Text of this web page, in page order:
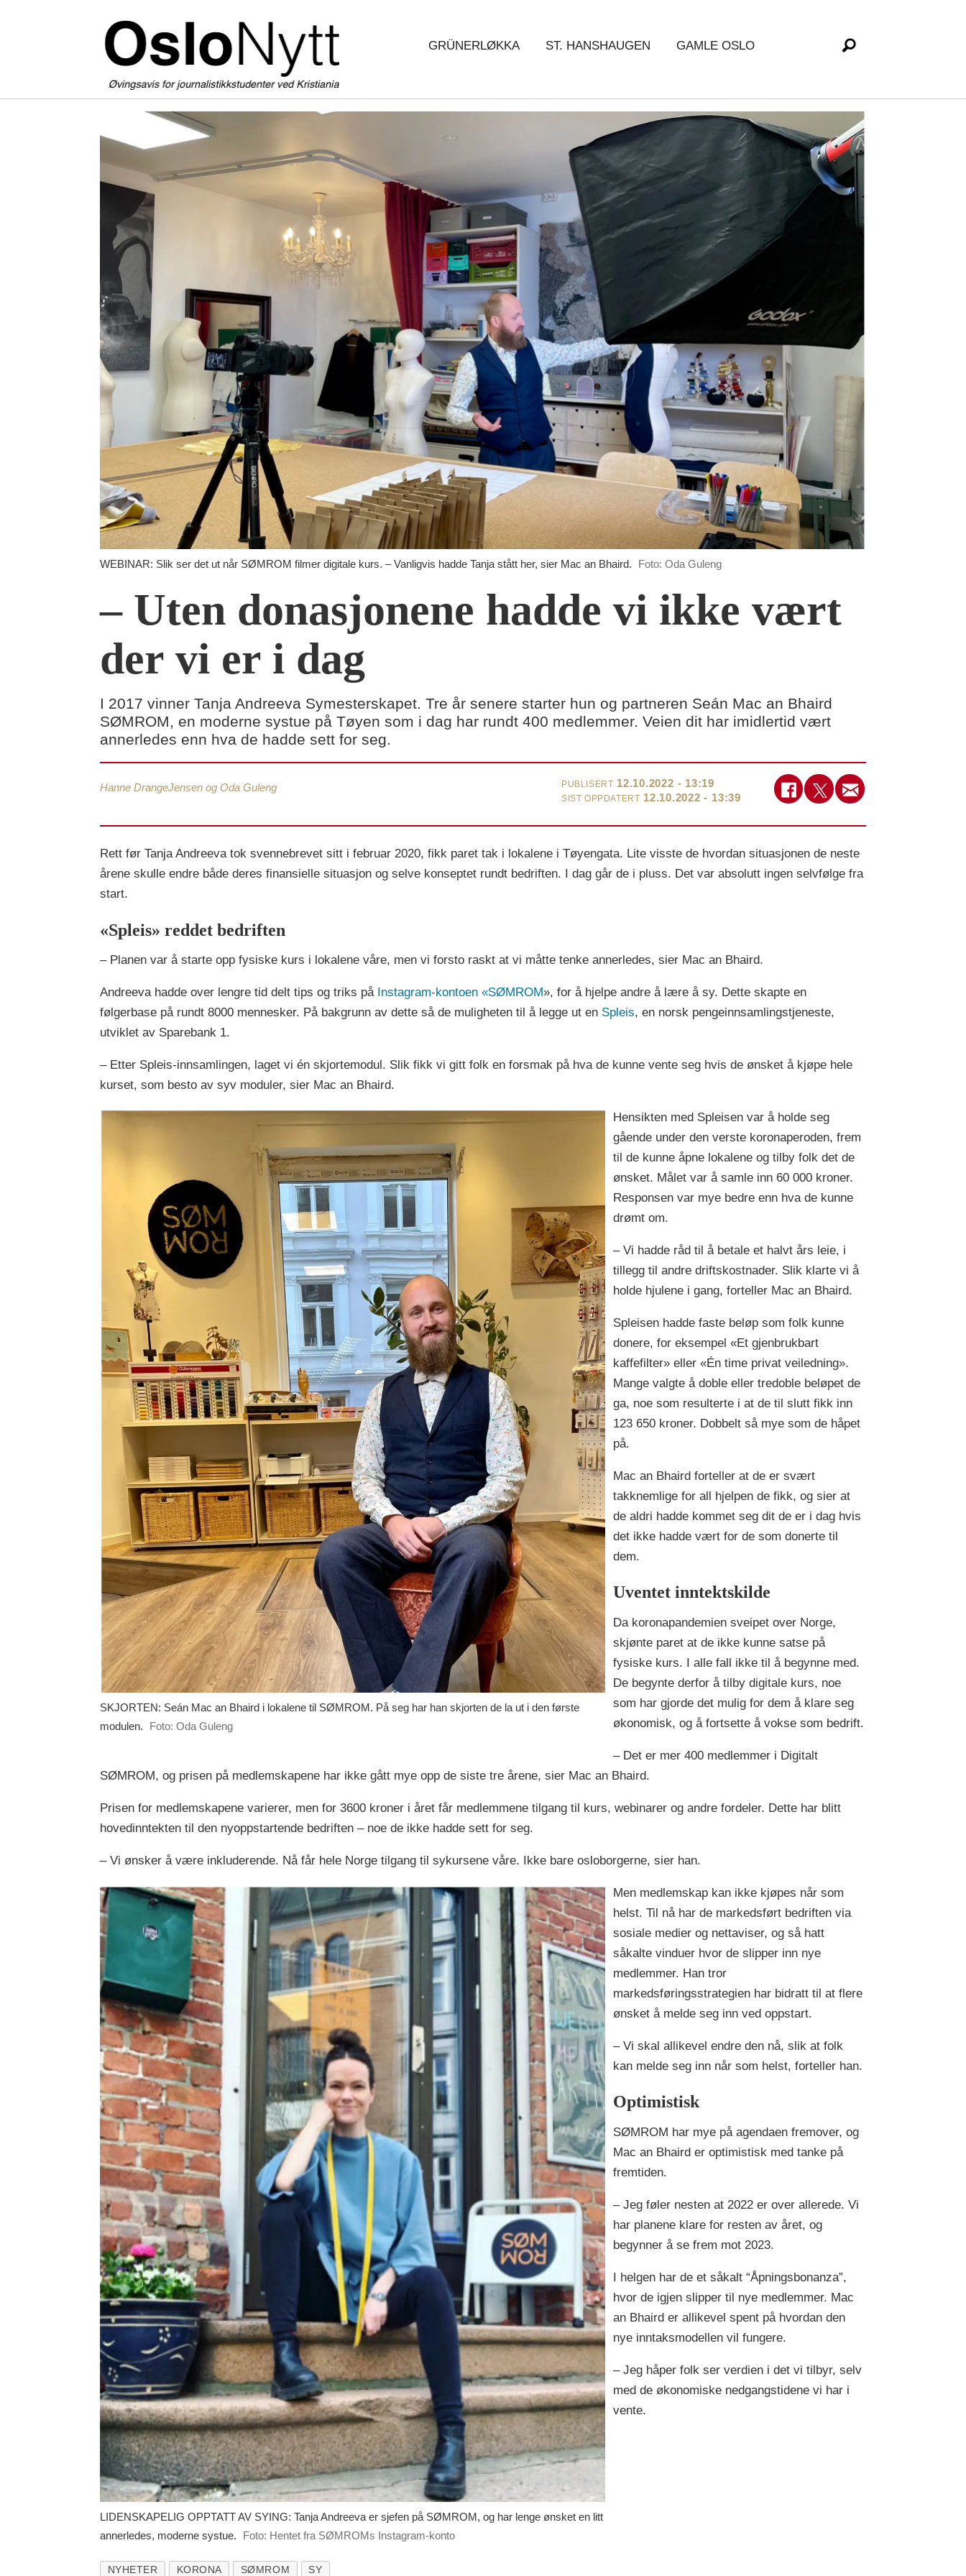
GRÜNERLØKKA ST. HANSHAUGEN GAMLE OSLO
WEBINAR: Slik ser det ut når SØMROM filmer digitale kurs. – Vanligvis hadde Tanja stått her, sier Mac an Bhaird. Foto: Oda Guleng
– Uten donasjonene hadde vi ikke vært
der vi er i dag
I 2017 vinner Tanja Andreeva Symesterskapet. Tre år senere starter hun og partneren Seán Mac an Bhaird
SØMROM, en moderne systue på Tøyen som i dag har rundt 400 medlemmer. Veien dit har imidlertid vært
annerledes enn hva de hadde sett for seg.
Hanne DrangeJensen og Oda Guleng PUBLISERT 12.10.2022 - 13:19
SIST OPPDATERT 12.10.2022 - 13:39
Rett før Tanja Andreeva tok svennebrevet sitt i februar 2020, fikk paret tak i lokalene i Tøyengata. Lite visste de hvordan situasjonen de neste
årene skulle endre både deres finansielle situasjon og selve konseptet rundt bedriften. I dag går de i pluss. Det var absolutt ingen selvfølge fra
start.
«Spleis» reddet bedriften
– Planen var å starte opp fysiske kurs i lokalene våre, men vi forsto raskt at vi måtte tenke annerledes, sier Mac an Bhaird.
Andreeva hadde over lengre tid delt tips og triks på Instagram-kontoen «SØMROM», for å hjelpe andre å lære å sy. Dette skapte en
følgerbase på rundt 8000 mennesker. På bakgrunn av dette så de muligheten til å legge ut en Spleis, en norsk pengeinnsamlingstjeneste,
utviklet av Sparebank 1.
– Etter Spleis-innsamlingen, laget vi én skjortemodul. Slik fikk vi gitt folk en forsmak på hva de kunne vente seg hvis de ønsket å kjøpe hele
kurset, som besto av syv moduler, sier Mac an Bhaird.
SKJORTEN: Seán Mac an Bhaird i lokalene til SØMROM. På seg har han skjorten de la ut i den første
modulen.
Foto: Oda Guleng
Hensikten med Spleisen var å holde seg
gående under den verste koronaperoden, frem
til de kunne åpne lokalene og tilby folk det de
ønsket. Målet var å samle inn 60 000 kroner.
Responsen var mye bedre enn hva de kunne
drømt om.
– Vi hadde råd til å betale et halvt års leie, i
tillegg til andre driftskostnader. Slik klarte vi å
holde hjulene i gang, forteller Mac an Bhaird.
Spleisen hadde faste beløp som folk kunne
donere, for eksempel «Et gjenbrukbart
kaffefilter» eller «Én time privat veiledning».
Mange valgte å doble eller tredoble beløpet de
ga, noe som resulterte i at de til slutt fikk inn
123 650 kroner. Dobbelt så mye som de håpet
på.
Mac an Bhaird forteller at de er svært
takknemlige for all hjelpen de fikk, og sier at
de aldri hadde kommet seg dit de er i dag hvis
det ikke hadde vært for de som donerte til
dem.
Uventet inntektskilde
Da koronapandemien sveipet over Norge,
skjønte paret at de ikke kunne satse på
fysiske kurs. I alle fall ikke til å begynne med.
De begynte derfor å tilby digitale kurs, noe
som har gjorde det mulig for dem å klare seg
økonomisk, og å fortsette å vokse som bedrift.
– Det er mer 400 medlemmer i Digitalt
SØMROM, og prisen på medlemskapene har ikke gått mye opp de siste tre årene, sier Mac an Bhaird.
Prisen for medlemskapene varierer, men for 3600 kroner i året får medlemmene tilgang til kurs, webinarer og andre fordeler. Dette har blitt
hovedinntekten til den nyoppstartende bedriften – noe de ikke hadde sett for seg.
– Vi ønsker å være inkluderende. Nå får hele Norge tilgang til sykursene våre. Ikke bare osloborgerne, sier han.
LIDENSKAPELIG OPPTATT AV SYING: Tanja Andreeva er sjefen på SØMROM, og har lenge ønsket en litt
annerledes, moderne systue.
Foto: Hentet fra SØMROMs Instagram-konto
Men medlemskap kan ikke kjøpes når som
helst. Til nå har de markedsført bedriften via
sosiale medier og nettaviser, og så hatt
såkalte vinduer hvor de slipper inn nye
medlemmer. Han tror
markedsføringsstrategien har bidratt til at flere
ønsket å melde seg inn ved oppstart.
– Vi skal allikevel endre den nå, slik at folk
kan melde seg inn når som helst, forteller han.
Optimistisk
SØMROM har mye på agendaen fremover, og
Mac an Bhaird er optimistisk med tanke på
fremtiden.
– Jeg føler nesten at 2022 er over allerede. Vi
har planene klare for resten av året, og
begynner å se frem mot 2023.
I helgen har de et såkalt “Åpningsbonanza”,
hvor de igjen slipper til nye medlemmer. Mac
an Bhaird er allikevel spent på hvordan den
nye inntaksmodellen vil fungere.
– Jeg håper folk ser verdien i det vi tilbyr, selv
med de økonomiske nedgangstidene vi har i
vente.
NYHETER KORONA SØMROM SY